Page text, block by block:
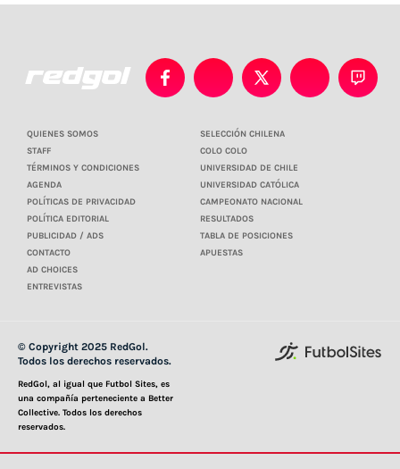
QUIENES SOMOS
STAFF
TÉRMINOS Y CONDICIONES
AGENDA
POLÍTICAS DE PRIVACIDAD
POLÍTICA EDITORIAL
PUBLICIDAD / ADS
CONTACTO
AD CHOICES
ENTREVISTAS
SELECCIÓN CHILENA
COLO COLO
UNIVERSIDAD DE CHILE
UNIVERSIDAD CATÓLICA
CAMPEONATO NACIONAL
RESULTADOS
TABLA DE POSICIONES
APUESTAS
© Copyright 2025 RedGol.
Todos los derechos reservados.
RedGol, al igual que Futbol Sites, es
una compañía perteneciente a Better
Collective. Todos los derechos
reservados.